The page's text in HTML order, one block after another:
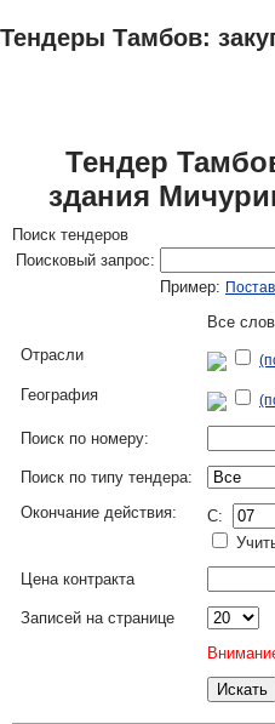
Тендеры Тамбов:
Тендер
здания
Поиск тендеров
Поисковый запрос:
Пример:
Все
Отрасли
География
Поиск по номеру:
Поиск по типу тендера:
Окончание действия:
C:
Цена контракта
Записей на странице